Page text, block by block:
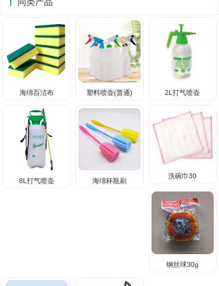
海绵百洁布 塑料喷壶(普通) 2L打气喷壶
8L打气喷壶 海绵杯瓶刷
洗碗巾30
钢丝球30g